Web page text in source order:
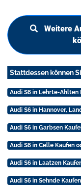
Weitere
Stattdessen können
Audi S6 in Lehrte-Ahlten
Audi S6 in Hannover,
Audi S6 in Garbsen
Audi S6 in Celle Kaufen
Audi S6 in Laatzen
Audi S6 in Sehnde